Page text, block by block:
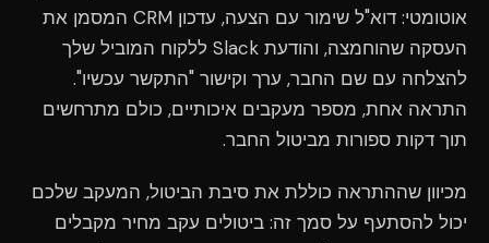
אוטומטי: דוא"ל שימור עם הצעה, עדכון CRM המסמן את
העסקה שהוחמצה, והודעת Slack ללקוח המוביל שלך
להצלחה עם שם החבר, ערך וקישור "התקשר עכשיו".
התראה אחת, מספר מעקבים איכותיים, כולם מתרחשים
תוך דקות ספורות מביטול החבר.
מכיוון שההתראה כוללת את סיבת הביטול, המעקב שלכם
יכול להסתעף על סמך זה: ביטולים עקב מחיר מקבלים